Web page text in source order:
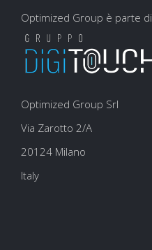
Optimized Group è parte di
Optimized Group Srl
Via Zarotto 2/A
20124 Milano
Italy